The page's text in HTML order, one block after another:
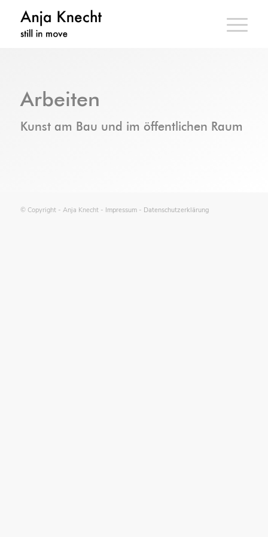
Arbeiten
Kunst am Bau und im öffentlichen Raum
© Copyright - Anja Knecht - Impressum- Datenschutzerklärung